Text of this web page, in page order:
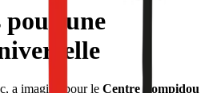
une
a imaginé pour le